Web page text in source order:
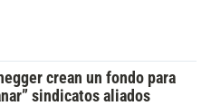
crean un fondo para
sindicatos aliados